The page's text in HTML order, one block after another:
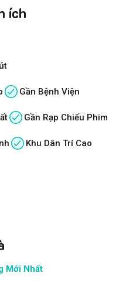
ích
Gần Bệnh Viện
Gần Rạp Chiếu Phim
Khu Dân Trí Cao
Mới Nhất